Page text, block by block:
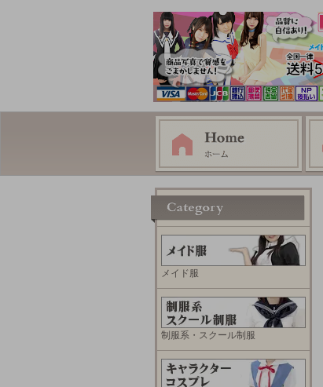
メイド服
制服系・スクール制服